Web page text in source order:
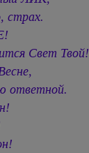
страх.
Свет Твой!
ответной.